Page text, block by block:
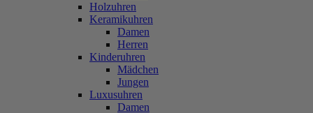
Holzuhren
Keramikuhren
Damen
Herren
Kinderuhren
Mädchen
Jungen
Luxusuhren
Damen